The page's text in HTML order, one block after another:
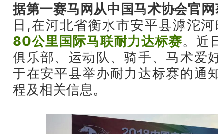
据第一赛马网从中国马术协会官
日,在河北省衡水市安平县滹沱
80公里国际马联耐力达标赛。近
俱乐部、运动队、骑手、马术爱
于在安平县举办耐力达标赛的通
程及相关信息。